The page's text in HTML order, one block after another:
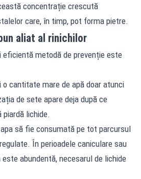
concentrație crescută
care, în timp, pot forma pietre.
aliat al rinichilor
eficientă metodă de prevenție este
cantitate mare de apă doar atunci
de sete apare deja după ce
lichide.
să fie consumată pe tot parcursul
În perioadele caniculare sau
abundentă, necesarul de lichide